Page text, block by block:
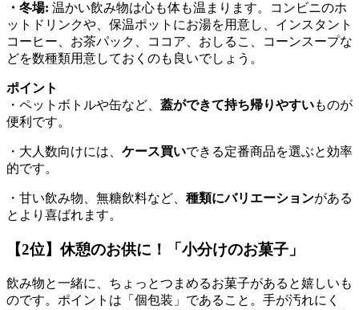
・冬場: 温かい飲み物は心も体も温まります。コンビニのホ
ットドリンクや、保温ポットにお湯を用意し、インスタント
コーヒー、お茶パック、ココア、おしるこ、コーンスープな
どを数種類用意しておくのも良いでしょう。
ポイント
・ペットボトルや缶など、 蓋ができて持ち帰りやすいものが
便利です。
・大人数向けには、 ケース買いできる定番商品を選ぶと効率
的です。
・甘い飲み物、無糖飲料など、 種類にバリエーションがある
とより喜ばれます。
【2位】休憩のお供に！「小分けのお菓子」
飲み物と一緒に、ちょっとつまめるお菓子があると嬉しいも
のです。ポイントは「個包装」であること。手が汚れにく